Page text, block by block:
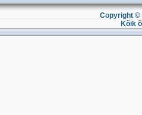
Copyright ©
Kõik